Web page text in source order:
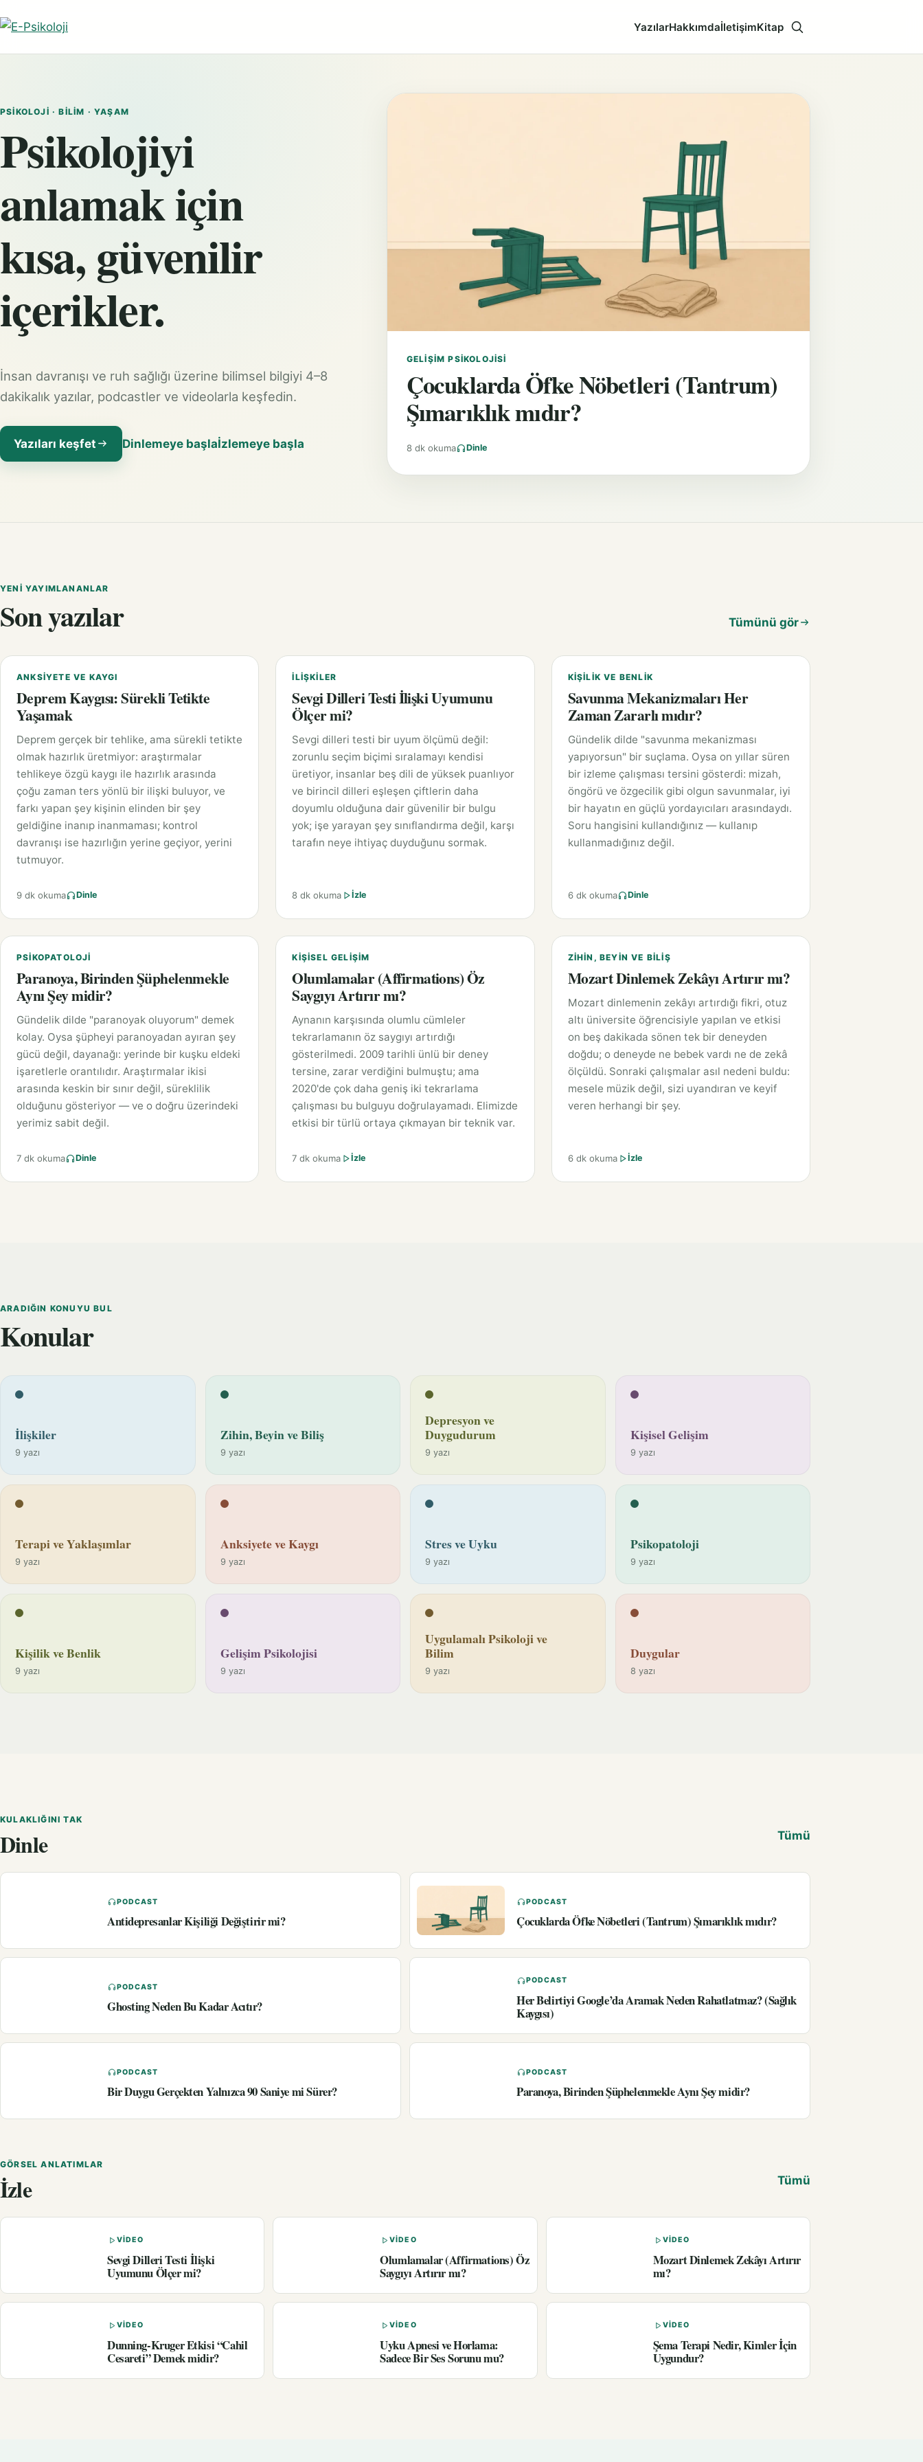
YazılarHakkımdaİletişimKitap Aramayı aç
PSIKOLOJI · BILIM · YAŞAM
Psikolojiyi
anlamak için
kısa, güvenilir
içerikler.
İnsan davranışı ve ruh sağlığı üzerine bilimsel bilgiyi 4–8
dakikalık yazılar, podcastler ve videolarla keşfedin.
Yazıları keşfet Dinlemeye başlaİzlemeye başla
GELIŞIM PSIKOLOJISI
Çocuklarda Öfke Nöbetleri (Tantrum)
Şımarıklık mıdır?
8 dk okuma Dinle
YENI YAYIMLANANLAR
Son yazılar Tümünü gör
ANKSIYETE VE KAYGI
Deprem Kaygısı: Sürekli Tetikte
Yaşamak
Deprem gerçek bir tehlike, ama sürekli tetikte
olmak hazırlık üretmiyor: araştırmalar
tehlikeye özgü kaygı ile hazırlık arasında
çoğu zaman ters yönlü bir ilişki buluyor, ve
farkı yapan şey kişinin elinden bir şey
geldiğine inanıp inanmaması; kontrol
davranışı ise hazırlığın yerine geçiyor, yerini
tutmuyor.
9 dk okuma Dinle
İLIŞKILER
Sevgi Dilleri Testi İlişki Uyumunu
Ölçer mi?
Sevgi dilleri testi bir uyum ölçümü değil:
zorunlu seçim biçimi sıralamayı kendisi
üretiyor, insanlar beş dili de yüksek puanlıyor
ve birincil dilleri eşleşen çiftlerin daha
doyumlu olduğuna dair güvenilir bir bulgu
yok; işe yarayan şey sınıflandırma değil, karşı
tarafın neye ihtiyaç duyduğunu sormak.
8 dk okuma İzle
KIŞILIK VE BENLIK
Savunma Mekanizmaları Her
Zaman Zararlı mıdır?
Gündelik dilde "savunma mekanizması
yapıyorsun" bir suçlama. Oysa on yıllar süren
bir izleme çalışması tersini gösterdi: mizah,
öngörü ve özgecilik gibi olgun savunmalar, iyi
bir hayatın en güçlü yordayıcıları arasındaydı.
Soru hangisini kullandığınız — kullanıp
kullanmadığınız değil.
6 dk okuma Dinle
PSIKOPATOLOJI
Paranoya, Birinden Şüphelenmekle
Aynı Şey midir?
Gündelik dilde "paranoyak oluyorum" demek
kolay. Oysa şüpheyi paranoyadan ayıran şey
gücü değil, dayanağı: yerinde bir kuşku eldeki
işaretlerle orantılıdır. Araştırmalar ikisi
arasında keskin bir sınır değil, süreklilik
olduğunu gösteriyor — ve o doğru üzerindeki
yerimiz sabit değil.
7 dk okuma Dinle
KIŞISEL GELIŞIM
Olumlamalar (Affirmations) Öz
Saygıyı Artırır mı?
Aynanın karşısında olumlu cümleler
tekrarlamanın öz saygıyı artırdığı
gösterilmedi. 2009 tarihli ünlü bir deney
tersine, zarar verdiğini bulmuştu; ama
2020'de çok daha geniş iki tekrarlama
çalışması bu bulguyu doğrulayamadı. Elimizde
etkisi bir türlü ortaya çıkmayan bir teknik var.
7 dk okuma İzle
ZIHIN, BEYIN VE BILIŞ
Mozart Dinlemek Zekâyı Artırır mı?
Mozart dinlemenin zekâyı artırdığı fikri, otuz
altı üniversite öğrencisiyle yapılan ve etkisi
on beş dakikada sönen tek bir deneyden
doğdu; o deneyde ne bebek vardı ne de zekâ
ölçüldü. Sonraki çalışmalar asıl nedeni buldu:
mesele müzik değil, sizi uyandıran ve keyif
veren herhangi bir şey.
6 dk okuma İzle
ARADIĞIN KONUYU BUL
Konular
İlişkiler
9 yazı
Zihin, Beyin ve Biliş
9 yazı
Depresyon ve
Duygudurum
9 yazı
Kişisel Gelişim
9 yazı
Terapi ve Yaklaşımlar
9 yazı
Anksiyete ve Kaygı
9 yazı
Stres ve Uyku
9 yazı
Psikopatoloji
9 yazı
Kişilik ve Benlik
9 yazı
Gelişim Psikolojisi
9 yazı
Uygulamalı Psikoloji ve
Bilim
9 yazı
Duygular
8 yazı
KULAKLIĞINI TAK
Dinle Tümü
PODCAST
Antidepresanlar Kişiliği Değiştirir mi?
PODCAST
Çocuklarda Öfke Nöbetleri (Tantrum) Şımarıklık mıdır?
PODCAST
Ghosting Neden Bu Kadar Acıtır?
PODCAST
Her Belirtiyi Google’da Aramak Neden Rahatlatmaz? (Sağlık
Kaygısı)
PODCAST
Bir Duygu Gerçekten Yalnızca 90 Saniye mi Sürer?
PODCAST
Paranoya, Birinden Şüphelenmekle Aynı Şey midir?
GÖRSEL ANLATIMLAR
İzle Tümü
VIDEO
Sevgi Dilleri Testi İlişki
Uyumunu Ölçer mi?
VIDEO
Olumlamalar (Affirmations) Öz
Saygıyı Artırır mı?
VIDEO
Mozart Dinlemek Zekâyı Artırır
mı?
VIDEO
Dunning-Kruger Etkisi “Cahil
Cesareti” Demek midir?
VIDEO
Uyku Apnesi ve Horlama:
Sadece Bir Ses Sorunu mu?
VIDEO
Şema Terapi Nedir, Kimler İçin
Uygundur?